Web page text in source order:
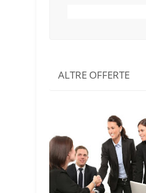
ALTRE OFFERTE